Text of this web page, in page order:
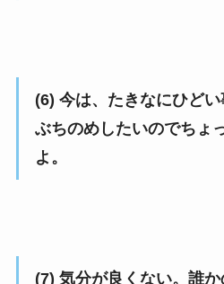
(6) 今は、たきなにひど
ぶちのめしたいのでちょ
よ。
(7) 気分が良くない。誰